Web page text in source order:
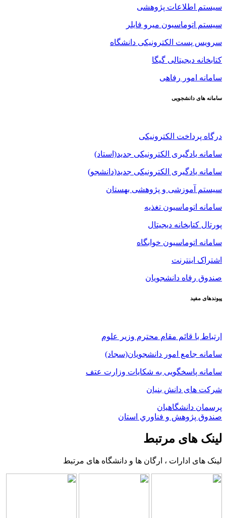
سیستم اطلاعات پژوهشی
سیستم اتوماسیون میرو فایلر
سرویس پست الکترونیکی دانشگاه
کتابخانه دیجیتالی گیگا
سامانه امور رفاهی
سامانه های دانشجویی
درگاه پرداخت الکترونیکی
سامانه یادگیری الکترونیکی جدید(استاد)
سامانه یادگیری الکترونیکی جدید(دانشجو)
سیستم آموزشی و پژوهشی بهستان
سامانه اتوماسیون تغذیه
پورتال کتابخانه دیجیتال
سامانه اتوماسیون خوابگاه
اشتراک اینترنت
صندوق رفاه دانشجویان
پیوندهای مفید
ارتباط با قائم مقام محترم وزیر علوم
سامانه جامع امور دانشجویان(سجاد)
سامانه پاسخگویی به شکایات وزارت عتف
شرکت های دانش بنیان
پرسمان دانشگاهیان
صندوق پژوهش و فناوري استان
لینک های مرتبط
لینک های ادارات ، ارگان ها و دانشگاه های مرتبط